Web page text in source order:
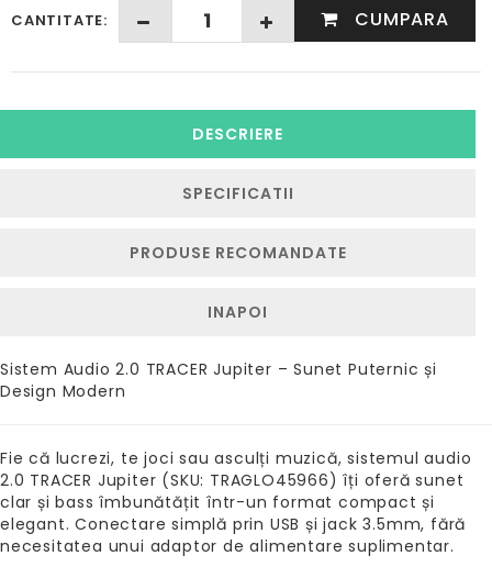
CANTITATE: CUMPARA
DESCRIERE
SPECIFICATII
PRODUSE RECOMANDATE
INAPOI
Sistem Audio 2.0 TRACER Jupiter – Sunet Puternic și
Design Modern
Fie că lucrezi, te joci sau asculți muzică, sistemul audio
2.0 TRACER Jupiter (SKU: TRAGLO45966) îți oferă sunet
clar și bass îmbunătățit într-un format compact și
elegant. Conectare simplă prin USB și jack 3.5mm, fără
necesitatea unui adaptor de alimentare suplimentar.